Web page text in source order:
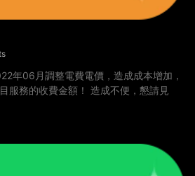
年06月調整電費電價，造成成本增加，
服務的收費金額！ 造成不便，懇請見